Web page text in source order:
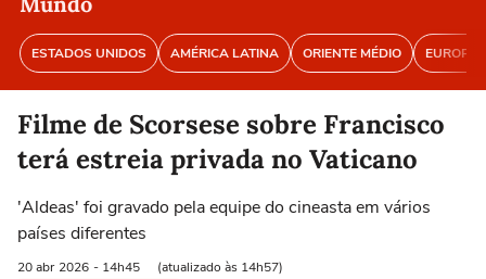
ESTADOS UNIDOS AMÉRICA LATINA ORIENTE MÉDIO EUROPA
Filme de Scorsese sobre Francisco
terá estreia privada no Vaticano
'Aldeas' foi gravado pela equipe do cineasta em vários
países diferentes
20 abr 2026 - 14h45 (atualizado às 14h57)